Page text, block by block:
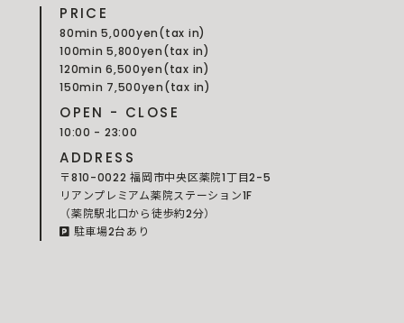
PRICE
80min 5,000yen(tax in)
100min 5,800yen(tax in)
120min 6,500yen(tax in)
150min 7,500yen(tax in)
OPEN - CLOSE
10:00 - 23:00
ADDRESS
〒810-0022 福岡市中央区薬院1丁目2-5
リアンプレミアム薬院ステーション1F
（薬院駅北口から徒歩約2分）
駐車場2台あり